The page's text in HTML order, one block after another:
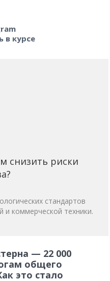
в курсе
снизить риски
стандартов
коммерческой техники.
— 22 000
общего
это стало